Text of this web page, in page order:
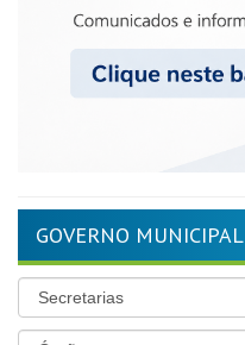
GOVERNO MUNICIPAL